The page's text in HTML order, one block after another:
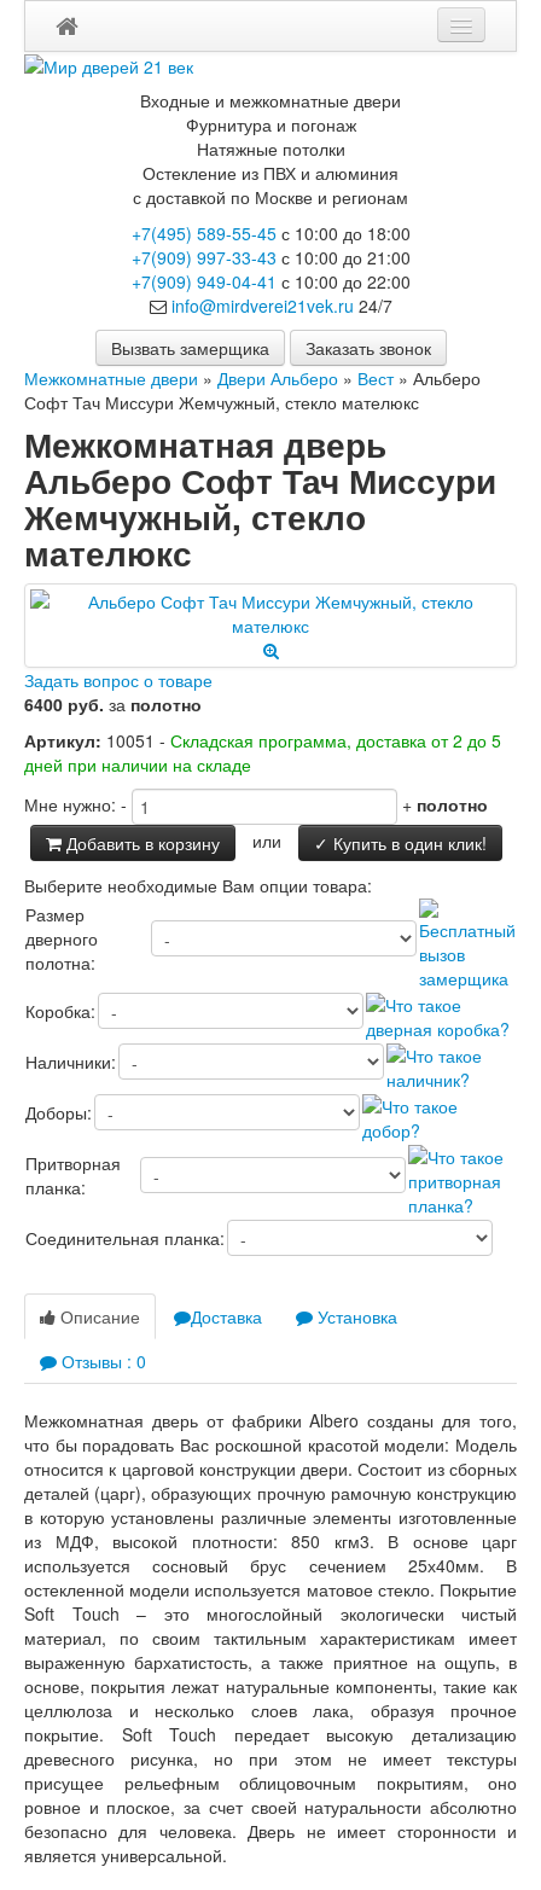
Мои заказы
Двери с терморазрывом для улицы
Противопожарные двери
Двери Бункер
Двери Лекс
Двери Термодор
Арктика
Монолит
Стайл
Термо
Термо Лацио
Флагман
Электрозамок Смарт
Заводские двери
Двери Лабиринт
Лабиринт Аляска Лайт
Лабиринт Арт
Лабиринт Атлантик
Лабиринт Бетон
Лабиринт Верса
Лабиринт Версаль
Лабиринт Дверь двойная тамбурная под
заказ
Лабиринт Имперо
Лабиринт Инфинити
Лабиринт Иссида
Лабиринт Кармина
Лабиринт Классик Антик медный
Лабиринт Классик Шагрень
Лабиринт Лаб Про
Лабиринт Леолаб
Лабиринт Лофт
Лабиринт Норд Плюс
Лабиринт Нью Йорк
Лабиринт Пазл
Лабиринт Пиано Смарт 2.0
Лабиринт Платинум
Лабиринт Сильвер
Лабиринт Сияна
Лабиринт Скайлаб
Лабиринт Смартлаб
Лабиринт Соналаб
Лабиринт Термолайт
Лабиринт Термомагнит
Лабиринт Трендо
Лабиринт Тундра Плюс
Лабиринт Урбан
Лабиринт Фрост
Лабиринт Шторм
Лабиринт Эволаб
Двери Про
Двери Интекрон
Интекрон Брайтон Антрацит
Интекрон Вектор
Интекрон Гектор
Интекрон Греция
Интекрон Италия
Интекрон Колизей
Интекрон Колизей Белый
Входные и межкомнатные двери
Фурнитура и погонаж
Натяжные потолки
Остекление из ПВХ и алюминия
с доставкой по Москве и регионам
+7(495) 589-55-45с 10:00 до 18:00
+7(909) 997-33-43 с 10:00 до 21:00
+7(909) 949-04-41 с 10:00 до 22:00
info@mirdverei21vek.ru 24/7
Вызвать замерщика
Заказать звонок
Межкомнатные двери » Двери Альберо » Вест» Альберо
Софт Тач Миссури Жемчужный, стекло мателюкс
Межкомнатная дверь
Альберо Софт Тач Миссури
Жемчужный, стекло
мателюкс
Задать вопрос о товаре
6400 руб. за полотно
Артикул: 10051 - Складская программа, доставка от 2 до 5
дней при наличии на складе
Мне нужно: - + полотно
Добавить в корзину
или
✓ Купить в один клик!
Выберите необходимые Вам опции товара:
Размер
дверного
полотна:
Коробка:
Наличники:
Доборы:
Притворная
планка:
Соединительная планка:
Описание Доставка
Установка
Отзывы : 0
Межкомнатная дверь от фабрики Albero созданы для того,
что бы порадовать Вас роскошной красотой модели: Модель
относится к царговой конструкции двери. Состоит из сборных
деталей (царг), образующих прочную рамочную конструкцию
в которую установлены различные элементы изготовленные
из МДФ, высокой плотности: 850 кгм3. В основе царг
используется сосновый брус сечением 25х40мм. В
остекленной модели используется матовое стекло. Покрытие
Soft Touch – это многослойный экологически чистый
материал, по своим тактильным характеристикам имеет
выраженную бархатистость, а также приятное на ощупь, в
основе, покрытия лежат натуральные компоненты, такие как
целлюлоза и несколько слоев лака, образуя прочное
покрытие. Soft Touch передает высокую детализацию
древесного рисунка, но при этом не имеет текстуры
присущее рельефным облицовочным покрытиям, оно
ровное и плоское, за счет своей натуральности абсолютно
безопасно для человека. Дверь не имеет сторонности и
является универсальной.